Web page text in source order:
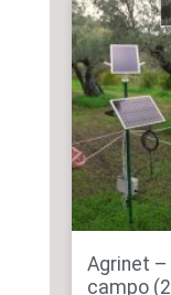
Agrinet
campo